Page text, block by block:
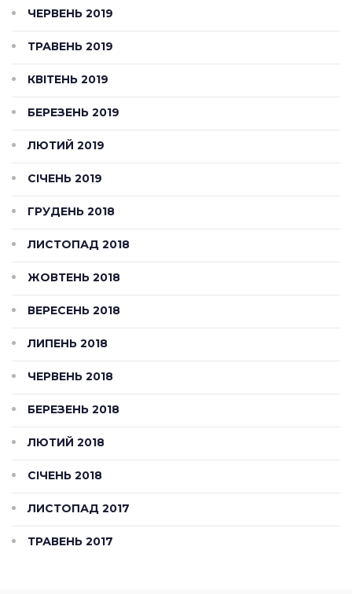
ЧЕРВЕНЬ 2019
ТРАВЕНЬ 2019
КВІТЕНЬ 2019
БЕРЕЗЕНЬ 2019
ЛЮТИЙ 2019
СІЧЕНЬ 2019
ГРУДЕНЬ 2018
ЛИСТОПАД 2018
ЖОВТЕНЬ 2018
ВЕРЕСЕНЬ 2018
ЛИПЕНЬ 2018
ЧЕРВЕНЬ 2018
БЕРЕЗЕНЬ 2018
ЛЮТИЙ 2018
СІЧЕНЬ 2018
ЛИСТОПАД 2017
ТРАВЕНЬ 2017